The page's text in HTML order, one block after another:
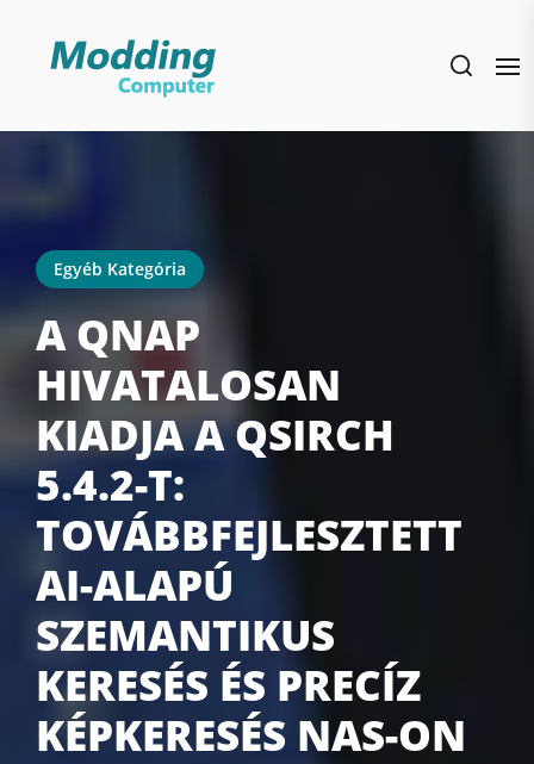
Egyéb Kategória
A QNAP
HIVATALOSAN
KIADJA A QSIRCH
5.4.2-T:
TOVÁBBFEJLESZTETT
AI-ALAPÚ
SZEMANTIKUS
KERESÉS ÉS PRECÍZ
KÉPKERESÉS NAS-ON